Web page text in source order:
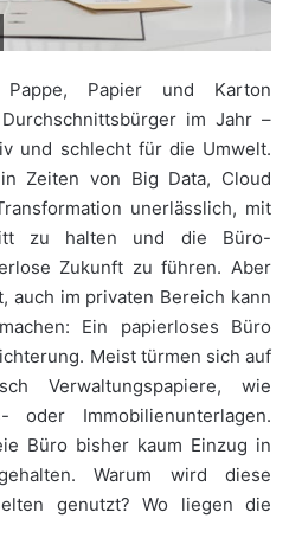
Pappe, Papier und Karton
im Jahr –
und schlecht für die Umwelt.
Zeiten von Big Data, Cloud
unerlässlich, mit
zu halten und die Büro-
Zukunft zu führen. Aber
auch im privaten Bereich kann
Ein papierloses Büro
Meist türmen sich auf
Verwaltungspapiere, wie
oder Immobilienunterlagen.
Büro bisher kaum Einzug in
Warum wird diese
genutzt? Wo liegen die